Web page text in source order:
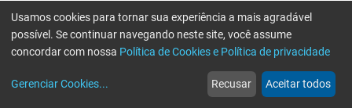
web
Notícias
more_horiz
Mais
Usamos cookies para tornar sua experiência a mais agradável
possível. Se continuar navegando neste site, você assume
concordar com nossa Política de Cookies e Política de privacidade
Gerenciar Cookies... Recusar Aceitar todos
Erro ao enviar informações, por favor tente novamente